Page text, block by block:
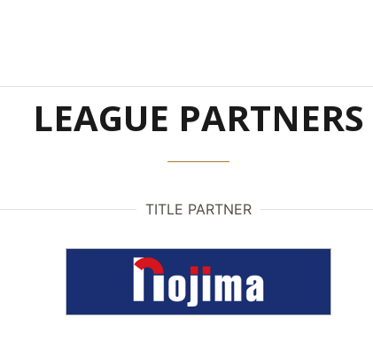
LEAGUE PARTNERS
TITLE PARTNER